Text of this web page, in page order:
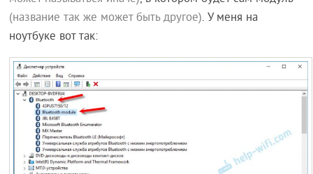
(название так же может быть другое). У меня на
ноутбуке вот так: